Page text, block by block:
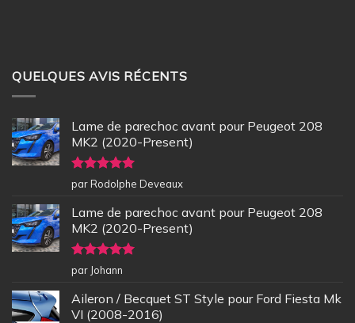
QUELQUES AVIS RÉCENTS
Lame de parechoc avant pour Peugeot 208
MK2 (2020-Present)
Note5sur
5
par Rodolphe Deveaux
Lame de parechoc avant pour Peugeot 208
MK2 (2020-Present)
Note5sur
5
par Johann
Aileron / Becquet ST Style pour Ford Fiesta Mk
VI (2008-2016)